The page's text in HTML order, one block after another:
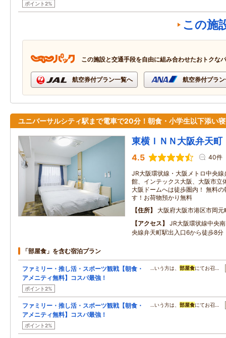
ポイント2%
この施
この施設と交通手段を自由に組み合わせたおトクな
航空券付プラン一覧へ 航空券付プラ
ユニバーサルシティ駅まで電車で20分！朝食・小学生以下添い
東横ＩＮＮ大阪弁天町
4.5 40件
JR大阪環状線・大阪メトロ中央
館、インテックス大阪、大阪市立
大阪ドームへは徒歩圏内！ 無料
す！お荷物預かり無料
住所
大阪府大阪市港区市岡
アクセス
JR大阪環状線中央
央線弁天町駅出入口6から徒歩8分
「部屋食」を含む宿泊プラン
ファミリー・推し活・スポーツ観戦【朝食・
アメニティ無料】コスパ最強！
ポイント2%
…いう方は、 部屋食にてお召…
ファミリー・推し活・スポーツ観戦【朝食・
アメニティ無料】コスパ最強！
ポイント2%
…いう方は、 部屋食にてお召…